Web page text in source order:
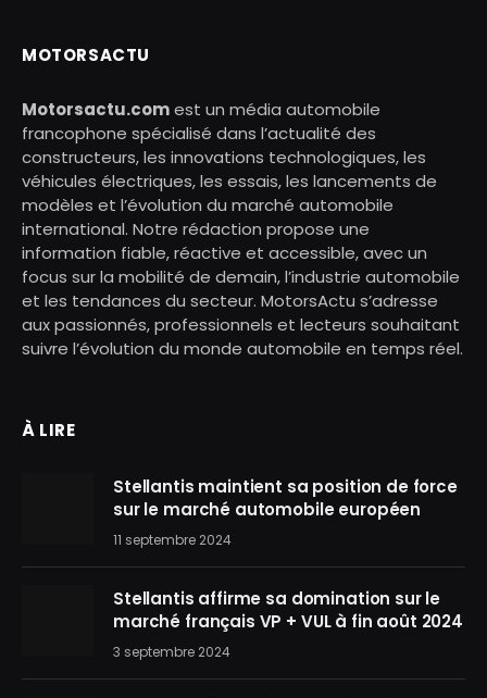
MOTORSACTU
Motorsactu.comest un média automobile
francophone spécialisé dans l’actualité des
constructeurs, les innovations technologiques, les
véhicules électriques, les essais, les lancements de
modèles et l’évolution du marché automobile
international. Notre rédaction propose une
information fiable, réactive et accessible, avec un
focus sur la mobilité de demain, l’industrie automobile
et les tendances du secteur. MotorsActu s’adresse
aux passionnés, professionnels et lecteurs souhaitant
suivre l’évolution du monde automobile en temps réel.
À LIRE
Stellantis maintient sa position de force
sur le marché automobile européen
11 septembre 2024
Stellantis affirme sa domination sur le
marché français VP + VUL à fin août 2024
3 septembre 2024